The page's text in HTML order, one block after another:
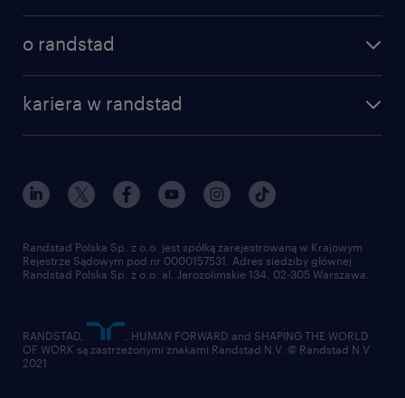
praca w amazon
o randstad
dla mediów
dla dostawców
kariera w randstad
nasz świat
pracuj w randstad
złóż CV
Randstad Polska Sp. z o.o. jest spółką zarejestrowaną w Krajowym
Rejestrze Sądowym pod nr 0000157531. Adres siedziby głównej
Randstad Polska Sp. z o.o. al. Jerozolimskie 134, 02-305 Warszawa.
RANDSTAD,
, HUMAN FORWARD and SHAPING THE WORLD
OF WORK są zastrzeżonymi znakami Randstad N.V. © Randstad N.V
2021